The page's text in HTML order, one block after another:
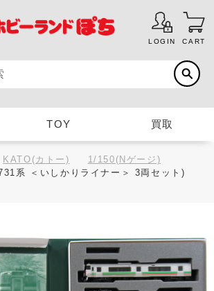
LOGIN CART
TOY 買取
KATO(カトー)
1/150(Nゲージ)
系 ＜いしかりライナー＞ 3両セット)